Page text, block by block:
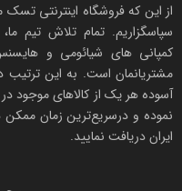
از این که فروشگاه اینترنتیتسک
سپاسگزاریم. تمام تلاش تیم
کمپانی های شیائومی و
مشتریانمان است. به این ترتیب
آسوده هر یک از کالاهای موجود در
نموده و درسریع‌ترین زمان
ایران دریافت نمایید.